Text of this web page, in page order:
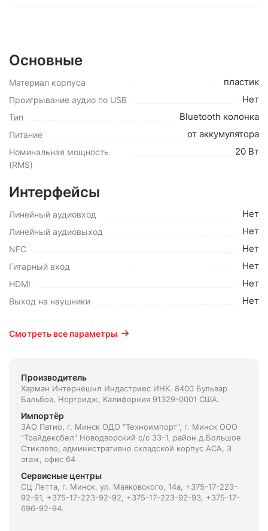
Основные
Материал корпуса пластик
Проигрывание аудио по USB Нет
Тип Bluetooth колонка
Питание от аккумулятора
Номинальная мощность
(RMS)
20 Вт
Интерфейсы
Линейный аудиовход Нет
Линейный аудиовыход Нет
NFC Нет
Гитарный вход Нет
HDMI Нет
Выход на наушники Нет
Смотреть все параметры
Производитель
Харман Интернешнл Индастриес ИНК. 8400 Бульвар
Бальбоа, Нортридж, Калифорния 91329-0001 США.
Импортёр
ЗАО Патио, г. Минск ОДО "Техноимпорт", г. Минск ООО
"Трайдексбел" Новодворский с/с 33-1, район д.Большое
Стиклево, административно складской корпус АСА, 3
этаж, офис 64
Сервисные центры
СЦ Летта, г. Минск, ул. Маяковского, 14а, +375-17-223-
92-91, +375-17-223-92-92, +375-17-223-92-93, +375-17-
696-92-94.